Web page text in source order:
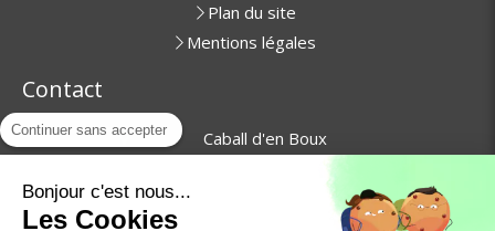
Plan du site
Mentions légales
Contact
Caball d'en Boux
66740 Villelongue-dels-Monts
Continuer sans accepter
Bonjour c'est nous...
Les Cookies